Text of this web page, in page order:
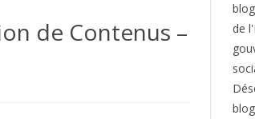
de Contenus –
de